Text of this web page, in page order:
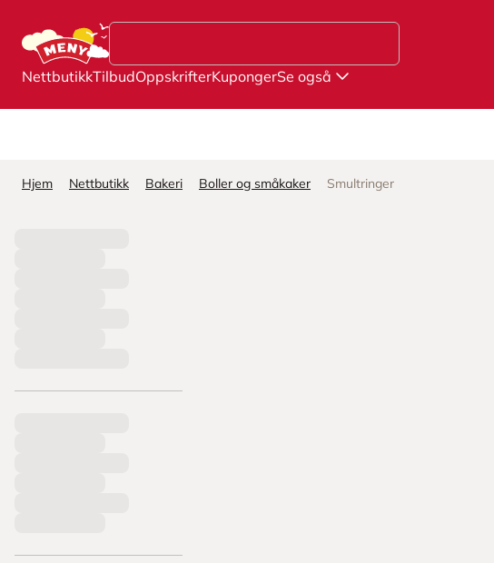
NettbutikkTilbudOppskrifterKupongerSe også
Hjem Nettbutikk Bakeri Boller og småkaker Smultringer